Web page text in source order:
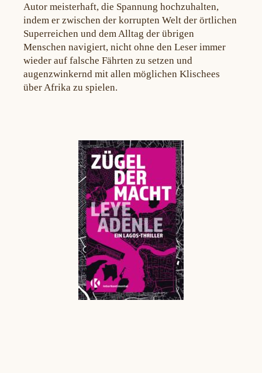
Autor meisterhaft, die Spannung hochzuhalten,
indem er zwischen der korrupten Welt der örtlichen
Superreichen und dem Alltag der übrigen
Menschen navigiert, nicht ohne den Leser immer
wieder auf falsche Fährten zu setzen und
augenzwinkernd mit allen möglichen Klischees
über Afrika zu spielen.